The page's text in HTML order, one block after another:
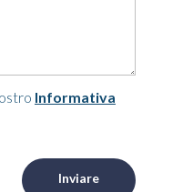
Informativa
Inviare